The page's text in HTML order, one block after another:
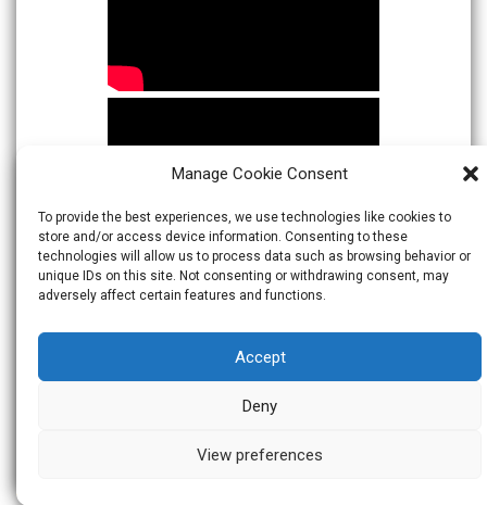
Manage Cookie Consent
To provide the best experiences, we use technologies like cookies to
store and/or access device information. Consenting to these
technologies will allow us to process data such as browsing behavior or
unique IDs on this site. Not consenting or withdrawing consent, may
adversely affect certain features and functions.
Accept
Deny
View preferences